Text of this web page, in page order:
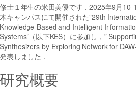
修士１年生の米田美優です．2025年9月
木キャンパスにて開催された”29th
Knowledge-Based and Intelligent
Systems”（以下KES）に参加し，”
Synthesizers by Exploring Network for
発表しました．
研究概要